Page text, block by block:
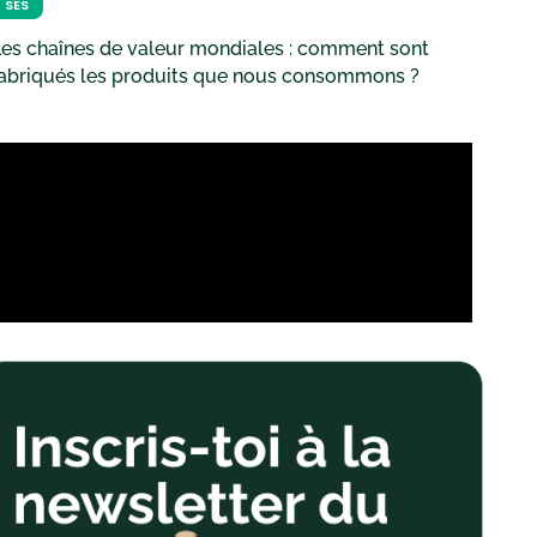
SES
chaînes de valeur mondiales : comment sont
les produits que nous consommons ?